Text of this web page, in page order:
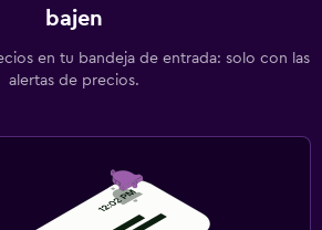
bajen
en tu bandeja de entrada: solo con las
alertas de precios.